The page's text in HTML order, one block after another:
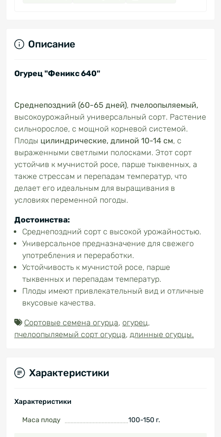
Описание
Огурец "Феникс 640"
Среднепоздний (60-65 дней), пчелоопыляемый,
высокоурожайный универсальный сорт. Растение
сильнорослое, с мощной корневой системой.
Плоды цилиндрические, длиной 10-14 см, с
выраженными светлыми полосками. Этот сорт
устойчив к мучнистой росе, парше тыквенных, а
также стрессам и перепадам температур, что
делает его идеальным для выращивания в
условиях переменной погоды.
Достоинства:
Среднепоздний сорт с высокой урожайностью.
Универсальное предназначение для свежего
употребления и переработки.
Устойчивость к мучнистой росе, парше
тыквенных и перепадам температур.
Плоды имеют привлекательный вид и отличные
вкусовые качества.
Сортовые семена огурца, огурец,
пчелоопыляемый сорт огурца, длинные огурцы.
Характеристики
Характеристики
Маса плоду 100-150 г.